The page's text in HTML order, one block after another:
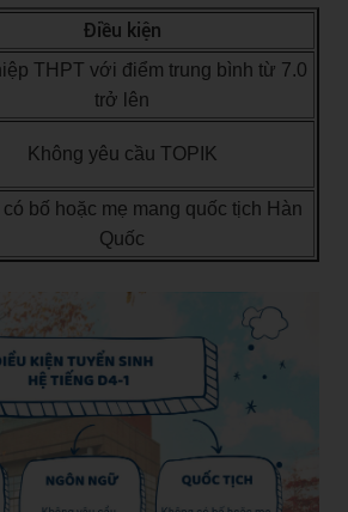
Điều kiện
THPT với điểm trung bình từ 7.0
trở lên
Không yêu cầu TOPIK
có bố hoặc mẹ mang quốc tịch Hàn
Quốc